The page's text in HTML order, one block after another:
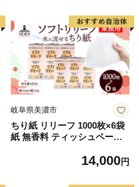
イレ用品 備蓄 ストック 非常
用 生活応援 川一製紙 送料無
料 岐阜
岐阜県美濃市
ちり紙 リリーフ 1000枚×6袋
紙 無香料 ティッシュペーパ
品 日用品 消耗品 紙製品 スト
14,000円